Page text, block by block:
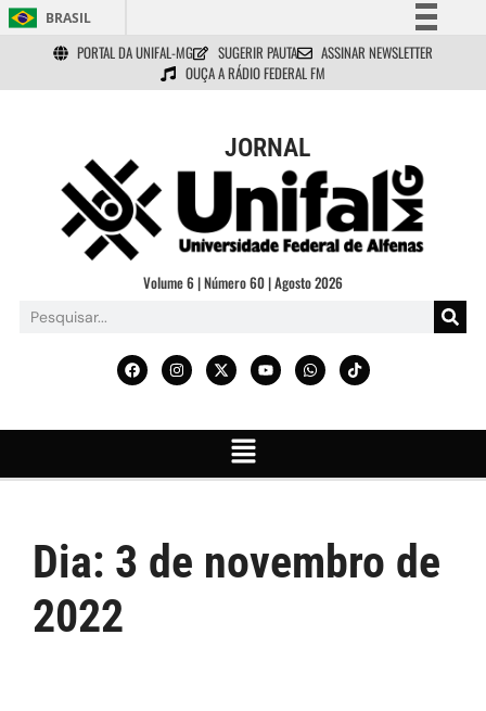
BRASIL
Simplifique!
Comunica BR
Acesso à informação
Legislação
Canais
PORTAL DA UNIFAL-MG SUGERIR PAUTA
ASSINAR NEWSLETTER
OUÇA A RÁDIO FEDERAL FM
JORNAL
Volume 6 | Número 60 | Agosto 2026
Dia: 3 de novembro de
2022